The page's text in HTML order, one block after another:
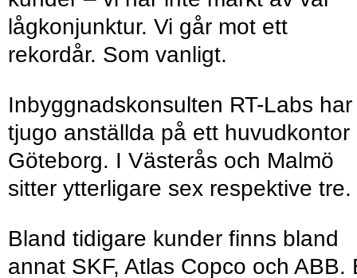
lågkonjunktur. Vi går mot ett
rekordår. Som vanligt.
Inbyggnadskonsulten RT-Labs har
tjugo anställda på ett huvudkontor
Göteborg. I Västerås och Malmö
sitter ytterligare sex respektive tre.
Bland tidigare kunder finns bland
annat SKF, Atlas Copco och ABB.